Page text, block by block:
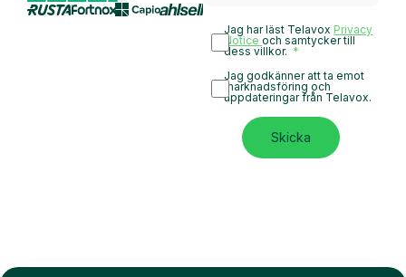
Jag har läst Telavox Privacy
Noticeoch samtycker till
dess villkor.
Jag godkänner att ta emot
marknadsföring och
uppdateringar från Telavox.
Skicka